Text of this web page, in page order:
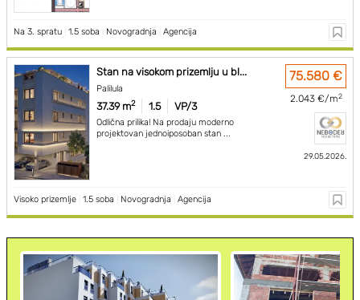
Na 3. spratu 1.5 soba Novogradnja Agencija
Stan na visokom prizemlju u bl...
Palilula
37.39 m2 1.5 VP/3
Odlična prilika! Na prodaju moderno
projektovan jednoiposoban stan ...
75.580 €
2.043 €/m2
29.05.2026.
Visoko prizemlje 1.5 soba Novogradnja Agencija